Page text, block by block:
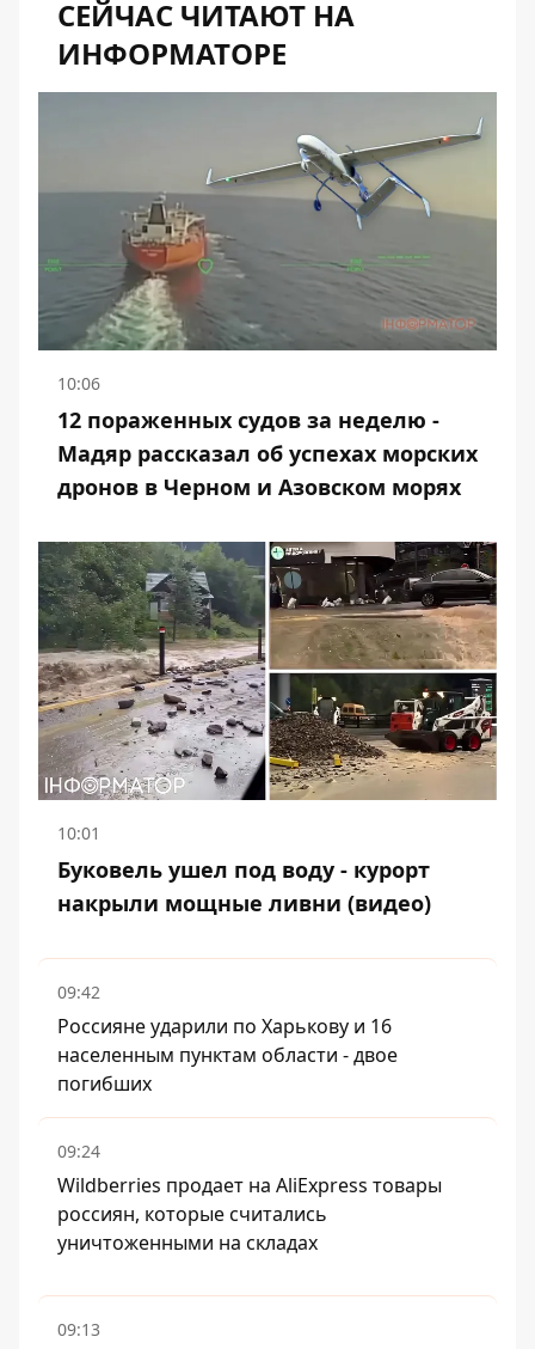
СЕЙЧАС ЧИТАЮТ НА
ИНФОРМАТОРЕ
10:06
12 пораженных судов за неделю -
Мадяр рассказал об успехах морских
дронов в Черном и Азовском морях
10:01
Буковель ушел под воду - курорт
накрыли мощные ливни (видео)
09:42
Россияне ударили по Харькову и 16
населенным пунктам области - двое
погибших
09:24
Wildberries продает на AliExpress товары
россиян, которые считались
уничтоженными на складах
09:13